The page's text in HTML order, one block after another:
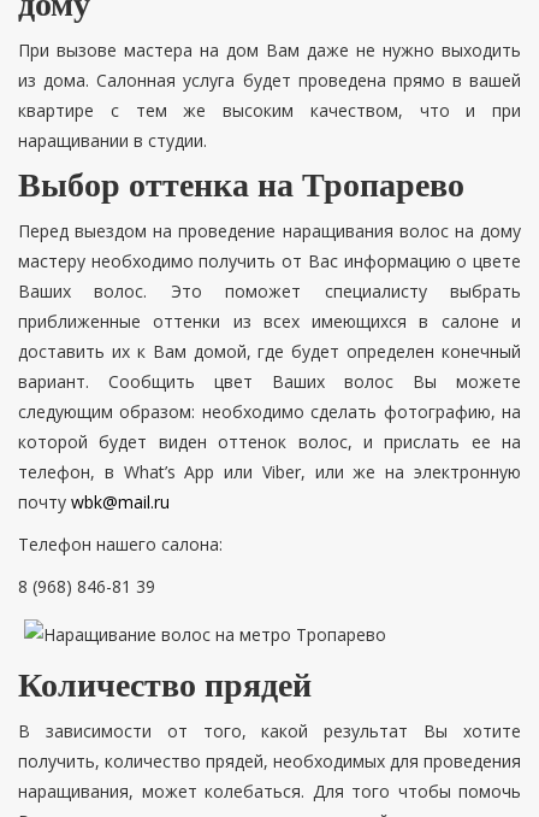
При вызове мастера на дом Вам даже не нужно выходить
из дома. Салонная услуга будет проведена прямо в вашей
квартире с тем же высоким качеством, что и при
наращивании в студии.
Выбор оттенка на Тропарево
Перед выездом на проведение наращивания волос на дому
мастеру необходимо получить от Вас информацию о цвете
Ваших волос. Это поможет специалисту выбрать
приближенные оттенки из всех имеющихся в салоне и
доставить их к Вам домой, где будет определен конечный
вариант. Сообщить цвет Ваших волос Вы можете
следующим образом: необходимо сделать фотографию, на
которой будет виден оттенок волос, и прислать ее на
телефон, в What’s App или Viber, или же на электронную
почту wbk@mail.ru
Телефон нашего салона:
8 (968) 846-81 39
Количество прядей
В зависимости от того, какой результат Вы хотите
получить, количество прядей, необходимых для проведения
наращивания, может колебаться. Для того чтобы помочь